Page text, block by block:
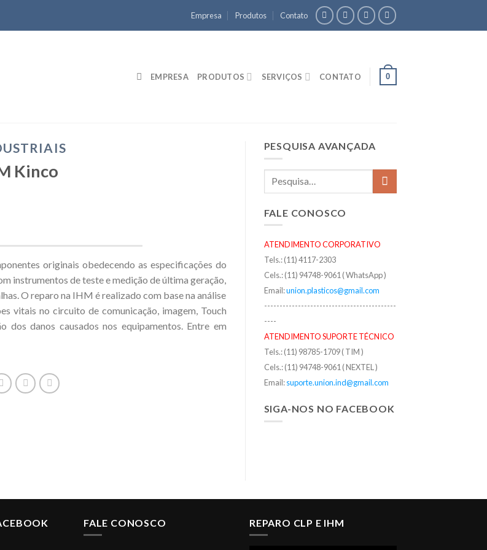
Empresa Produtos Contato
EMPRESA PRODUTOS SERVIÇOS CONTATO 0
Kinco
originais obedecendo as especificações do
instrumentos de teste e medição de última geração,
O reparo na IHM é realizado com base na análise
vitais no circuito de comunicação, imagem, Touch
dos danos causados nos equipamentos. Entre em
PESQUISA AVANÇADA
FALE CONOSCO
ATENDIMENTO CORPORATIVO
Tels.: (11) 4117-2303
Cels.: (11) 94748-9061 ( WhatsApp )
Email:union.plasticos@gmail.com
-------------------------------------------
----
ATENDIMENTO SUPORTE TÉCNICO
Tels.: (11) 98785-1709 ( TIM )
Cels.: (11) 94748-9061 ( NEXTEL )
Email:suporte.union.ind@gmail.com
SIGA-NOS NO FACEBOOK
FALE CONOSCO REPARO CLP E IHM